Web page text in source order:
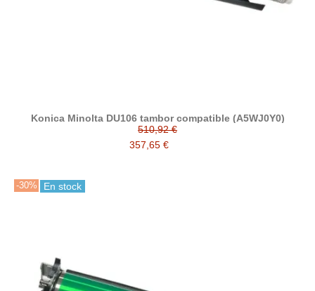
Konica Minolta DU106 tambor compatible (A5WJ0Y0)
510,92 €
357,65 €
-30% En stock